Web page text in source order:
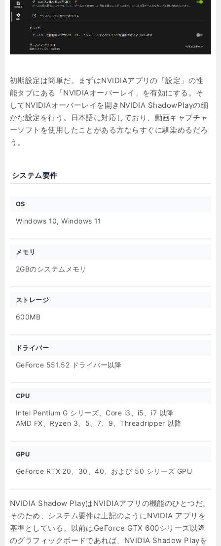
初期設定は簡単だ。まずはNVIDIAアプリの「設定」の性
能タブにある「NVIDIAオーバーレイ」を有効にする。そ
してNVIDIAオーバーレイを開きNVIDIA ShadowPlayの細
かな設定を行う。日本語に対応しており、動画キャプチャ
ーソフトを使用したことがある方ならすぐに馴染めるだろ
う。
システム要件
OS
Windows 10, Windows 11
メモリ
2GBのシステムメモリ
ストレージ
600MB
ドライバー
GeForce 551.52 ドライバー以降
CPU
Intel Pentium G シリーズ、Core i3、i5、i7 以降
AMD FX、Ryzen 3、5、7、9、Threadripper 以降
GPU
GeForce RTX 20、30、40、および 50 シリーズ GPU
NVIDIA Shadow PlayはNVIDIAアプリの機能のひとつだ。
そのため、システム要件は上記のようにNVIDIA アプリを
基準としている。以前はGeForce GTX 600シリーズ以降
のグラフィックボードであれば、NVIDIA Shadow Playを